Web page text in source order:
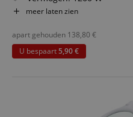
Tankinhoud: 2 liter
Draadloze
Voordeelpakket inclusief
meer laten zien
apart gehouden 138,80 €
U bespaart5,90 €